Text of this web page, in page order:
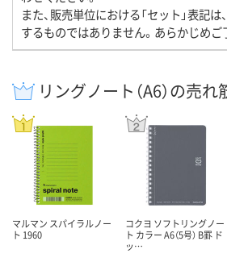
また、販売単位における「セット」表記
するものではありません。あらかじめご
リングノート（A6）の売
マルマン スパイラルノー
ト 1960
コクヨ ソフトリングノー
ト カラー A6（5号） B罫 ド
ッ…